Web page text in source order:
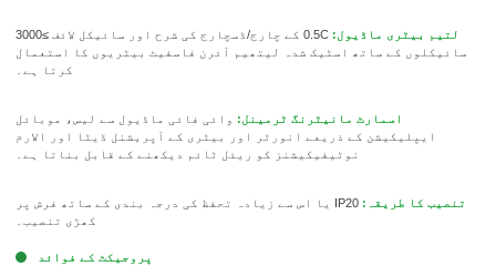
لتیم بیٹری ماڈیول:
0.5C کے چارج/ڈسچارج کی شرح اور سائیکل لائف ≥3000
سائیکلوں کے ساتھ اسٹیک شدہ لیتھیم آئرن فاسفیٹ بیٹریوں کا استعمال
کرتا ہے۔
اسمارٹ مانیٹرنگ ٹرمینل: وائی ​​فائی ماڈیول سے لیس، موبائل
ایپلیکیشن کے ذریعے انورٹر اور بیٹری کے آپریشنل ڈیٹا اور الارم
نوٹیفیکیشنز کو ریئل ٹائم دیکھنے کے قابل بناتا ہے۔
تنصیب کا طریقہ:
IP20 یا اس سے زیادہ تحفظ کی درجہ بندی کے ساتھ فرش پر
کھڑی تنصیب۔
پروجیکٹ کے فوائد